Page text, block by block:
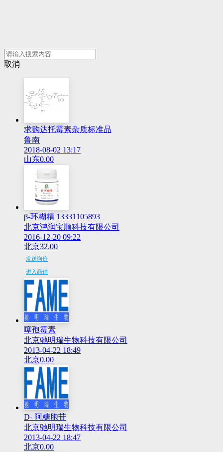
取消
求购达托霉素杂质标准品
鲁南
2018-08-02 13:17
山东0.00
β-环糊精 13331105893
北京鸿润宝顺科技有限公司
2016-12-20 09:22
北京32.00
发送询价
进入商铺
噻孢霉素
北京驰明瑞生物科技有限公司
2013-04-22 18:49
北京0.00
D- 阿糖胞苷
北京驰明瑞生物科技有限公司
2013-04-22 18:47
北京0.00